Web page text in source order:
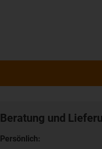
Beratung und
Persönlich: